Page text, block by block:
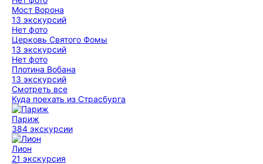
Мост Ворона
13 экскурсий
Нет фото
Церковь Святого Фомы
13 экскурсий
Нет фото
Плотина Вобана
13 экскурсий
Смотреть все
Куда поехать из Страсбурга
Париж
384 экскурсии
Лион
21 экскурсия